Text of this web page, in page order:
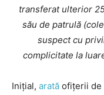
transferat ulterior
său de patrulă
suspect cu
complicitate la
Inițial, arată ofițerii de